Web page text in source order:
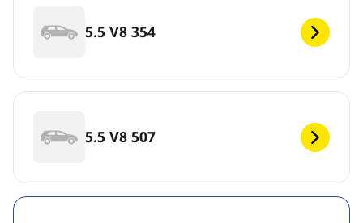
5.5 V8 354
5.5 V8 507